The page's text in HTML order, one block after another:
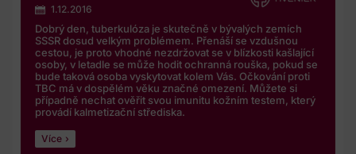
kterém byly mnou poskytnuty a pouze pro shora uvedené
účely;
Společnost mé osobní údaje předává jen zpracovatelům
z řad spolupracujících lékařůjednotlivých poraden,
jejichž seznam naleznete zde.
Společnost provádí s mými údaji následující úkony:
1.12.2016
Dobrý den, tuberkulóza je skutečně v bývalých zemích
SSSR dosud velkým problémem. Přenáší se vzdušnou
cestou, je proto vhodné nezdržovat se v blízkosti kašlající
osoby, v letadle se může hodit ochranná rouška, pokud se
bude taková osoba vyskytovat kolem Vás. Očkování proti
TBC má v dospělém věku značné omezení. Můžete si
případně nechat ověřit svou imunitu kožním testem, který
provádí kalmetizační střediska.
Více